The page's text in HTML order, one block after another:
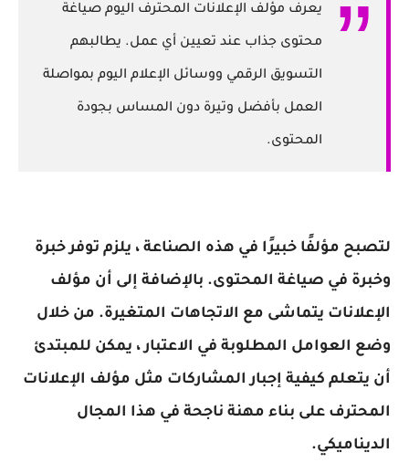
يعرف مؤلف الإعلانات المحترف اليوم صياغة
محتوى جذاب عند تعيين أي عمل. يطالبهم
التسويق الرقمي ووسائل الإعلام اليوم بمواصلة
العمل بأفضل وتيرة دون المساس بجودة
المحتوى.
لتصبح مؤلفًا خبيرًا في هذه الصناعة ، يلزم توفر خبرة
وخبرة في صياغة المحتوى. بالإضافة إلى أن مؤلف
الإعلانات يتماشى مع الاتجاهات المتغيرة. من خلال
وضع العوامل المطلوبة في الاعتبار ، يمكن للمبتدئ
أن يتعلم كيفية إجبار المشاركات مثل مؤلف الإعلانات
المحترف على بناء مهنة ناجحة في هذا المجال
الديناميكي.